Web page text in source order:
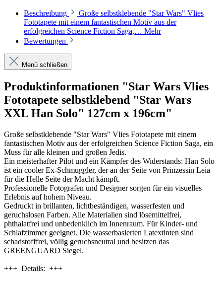
Beschreibung
Große selbstklebende "Star Wars" Vlies
Fototapete mit einem fantastischen Motiv aus der
erfolgreichen Science Fiction Saga,… Mehr
Bewertungen
Menü schließen
Produktinformationen "Star Wars Vlies
Fototapete selbstklebend "Star Wars
XXL Han Solo" 127cm x 196cm"
Große selbstklebende "Star Wars" Vlies Fototapete mit einem
fantastischen Motiv aus der erfolgreichen Science Fiction Saga, ein
Muss für alle kleinen und großen Jedis.
Ein meisterhafter Pilot und ein Kämpfer des Widerstands: Han Solo
ist ein cooler Ex-Schmuggler, der an der Seite von Prinzessin Leia
für die Helle Seite der Macht kämpft.
Professionelle Fotografen und Designer sorgen für ein visuelles
Erlebnis auf hohem Niveau.
Gedruckt in brillanten, lichtbeständigen, wasserfesten und
geruchslosen Farben. Alle Materialien sind lösemittelfrei,
phthalatfrei und unbedenklich im Innenraum. Für Kinder- und
Schlafzimmer geeignet. Die wasserbasierten Latextinten sind
schadstofffrei, völlig geruchsneutral und besitzen das
GREENGUARD Siegel.
+++ Details: +++